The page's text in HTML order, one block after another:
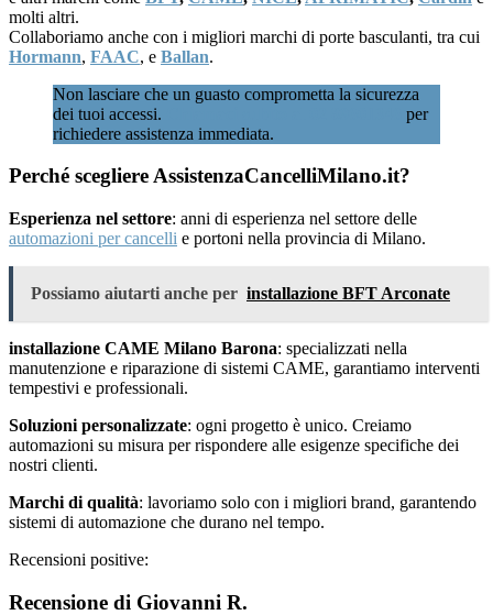
molti altri.
Collaboriamo anche con i migliori marchi di porte basculanti, tra cui
Hormann, FAAC, e Ballan.
Non lasciare che un guasto comprometta la sicurezza
dei tuoi accessi.
per
richiedere assistenza immediata.
Perché scegliere AssistenzaCancelliMilano.it?
Esperienza nel settore: anni di esperienza nel settore delle
automazioni per cancelli e portoni nella provincia di Milano.
Possiamo aiutarti anche per installazione BFT Arconate
installazione CAME Milano Barona: specializzati nella
manutenzione e riparazione di sistemi CAME, garantiamo interventi
tempestivi e professionali.
Soluzioni personalizzate: ogni progetto è unico. Creiamo
automazioni su misura per rispondere alle esigenze specifiche dei
nostri clienti.
Marchi di qualità: lavoriamo solo con i migliori brand, garantendo
sistemi di automazione che durano nel tempo.
Recensioni positive:
Recensione di Giovanni R.